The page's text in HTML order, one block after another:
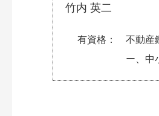
竹内 英二
有資格
不動産
ー、中